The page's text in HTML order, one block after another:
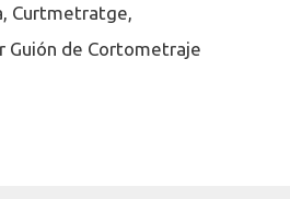
Curtmetratge,
Guión de Cortometraje